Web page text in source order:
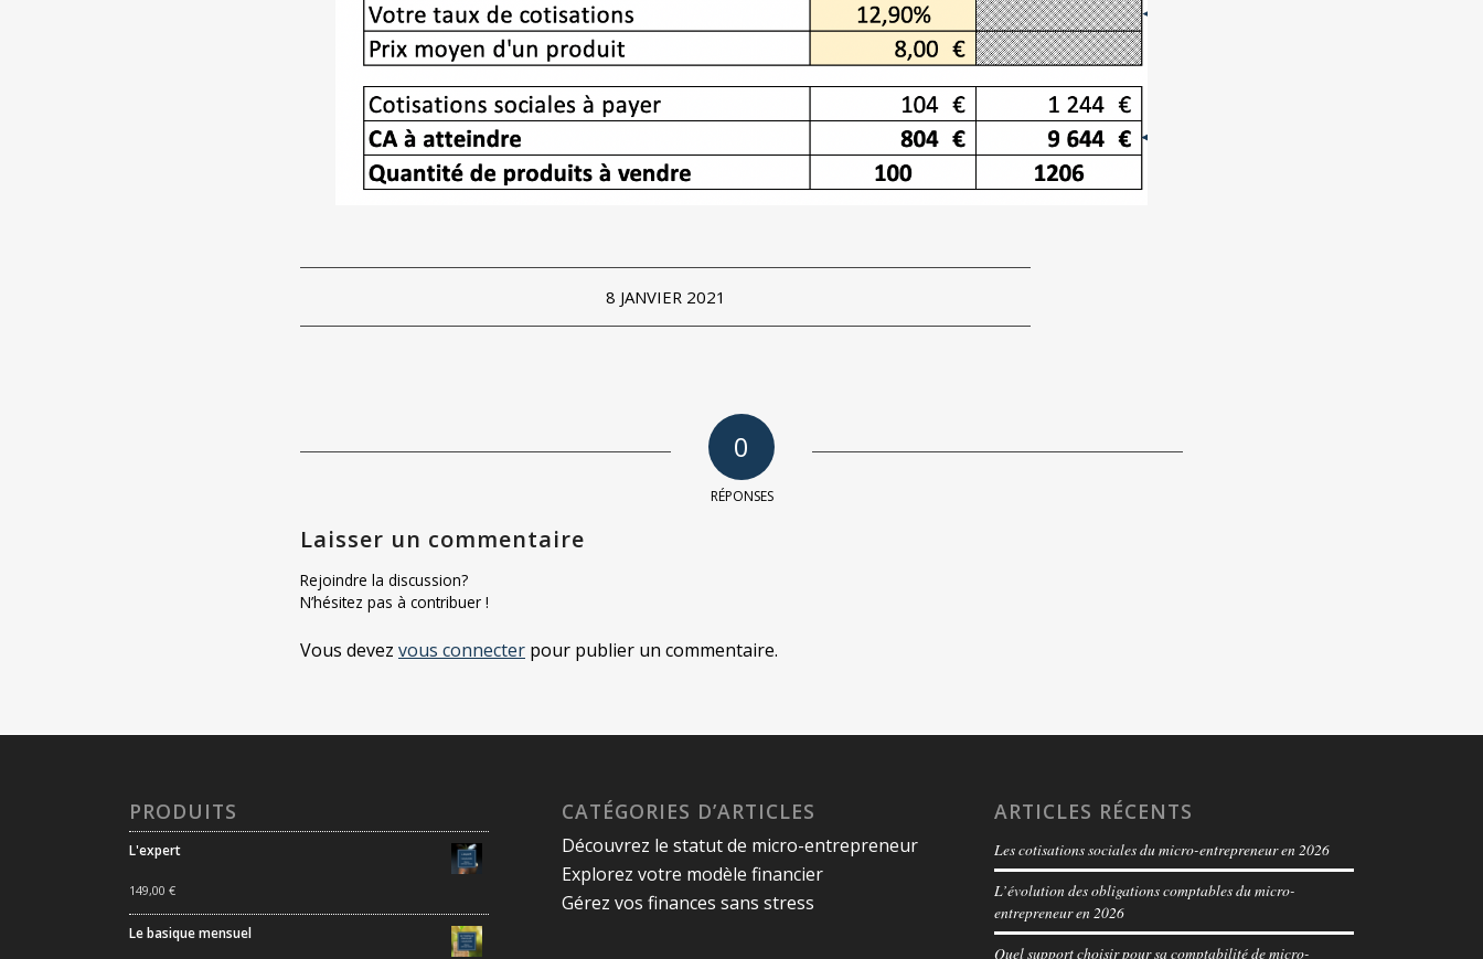
8 JANVIER 2021
0
RÉPONSES
Laisser un commentaire
Rejoindre la discussion?
N’hésitez pas à contribuer !
Vous devez vous connecter pour publier un commentaire.
PRODUITS
L'expert
149,00€
Le basique mensuel
CATÉGORIES D’ARTICLES
Découvrez le statut de micro-entrepreneur
Explorez votre modèle financier
Gérez vos finances sans stress
ARTICLES RÉCENTS
Les cotisations sociales du micro-entrepreneur en 2026
L’évolution des obligations comptables du micro-
entrepreneur en 2026
Quel support choisir pour sa comptabilité de micro-